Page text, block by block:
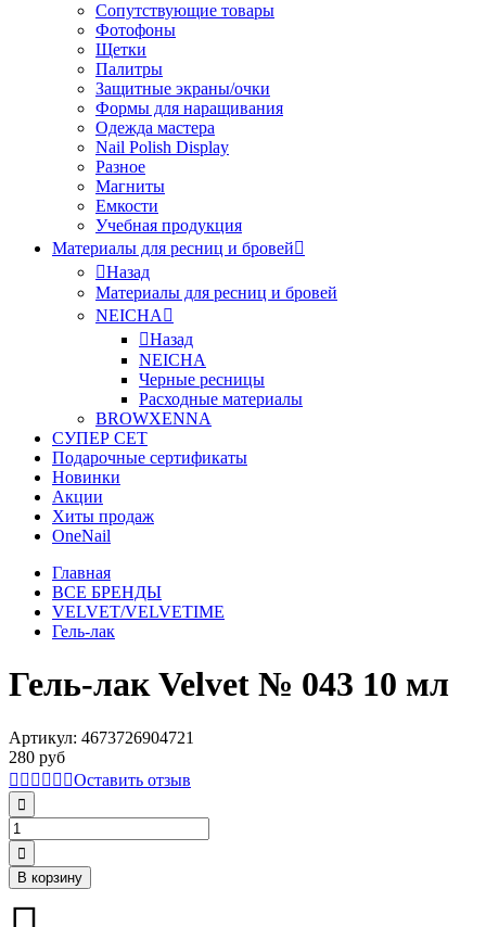
Сопутствующие товары
Фотофоны
Щетки
Палитры
Защитные экраны/очки
Формы для наращивания
Одежда мастера
Nail Polish Display
Разное
Магниты
Емкости
Учебная продукция
Материалы для ресниц и бровей
Назад
Материалы для ресниц и бровей
NEICHA
Назад
NEICHA
Черные ресницы
Расходные материалы
BROWXENNA
СУПЕР СЕТ
Подарочные сертификаты
Новинки
Акции
Хиты продаж
OneNail
Главная
ВСЕ БРЕНДЫ
VELVET/VELVETIME
Гель-лак
Гель-лак Velvet № 043 10 мл
Артикул: 4673726904721
280 руб
Оставить отзыв
В корзину